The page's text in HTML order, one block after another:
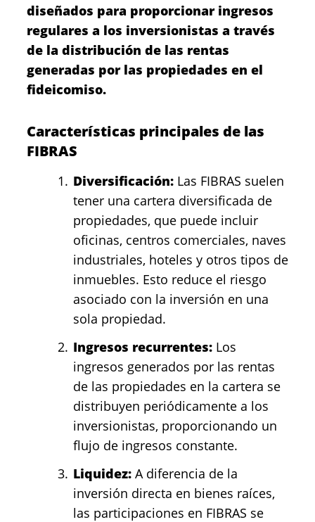
diseñados para proporcionar ingresos
regulares a los inversionistas a través
de la distribución de las rentas
generadas por las propiedades en el
fideicomiso.
Características principales de las
FIBRAS
Diversificación: Las FIBRAS suelen
tener una cartera diversificada de
propiedades, que puede incluir
oficinas, centros comerciales, naves
industriales, hoteles y otros tipos de
inmuebles. Esto reduce el riesgo
asociado con la inversión en una
sola propiedad.
Ingresos recurrentes: Los
ingresos generados por las rentas
de las propiedades en la cartera se
distribuyen periódicamente a los
inversionistas, proporcionando un
flujo de ingresos constante.
Liquidez: A diferencia de la
inversión directa en bienes raíces,
las participaciones en FIBRAS se